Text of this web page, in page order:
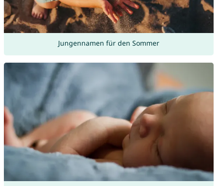
Jungennamen für den Sommer